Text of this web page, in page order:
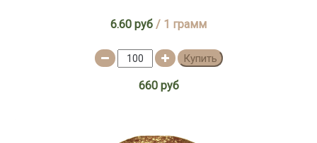
6.60 руб / 1 грамм
Купить
660 руб